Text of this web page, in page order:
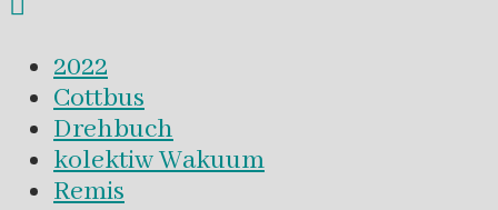
2022
Cottbus
Drehbuch
kolektiw Wakuum
Remis